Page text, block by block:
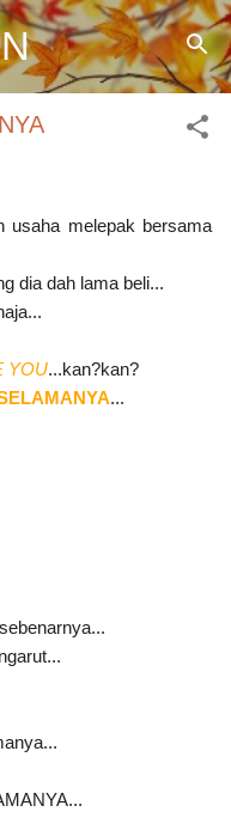
usaha melepak bersama
dia dah lama beli...
YOU...kan?kan?
...